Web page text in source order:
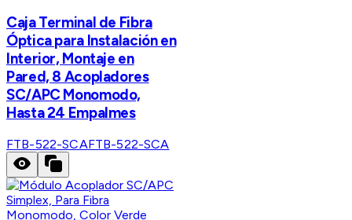
Caja Terminal de Fibra
Óptica para Instalación en
Interior, Montaje en
Pared, 8 Acopladores
SC/APC Monomodo,
Hasta 24 Empalmes
FTB-522-SCAFTB-522-SCA